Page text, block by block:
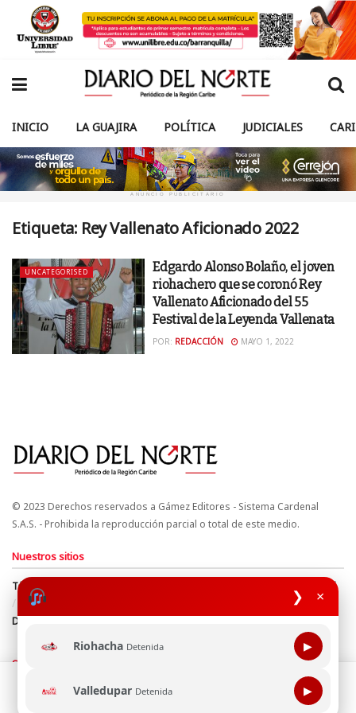
❯ ×
Riohacha Detenida ▶
Valledupar Detenida ▶
INICIO LA GUAJIRA POLÍTICA JUDICIALES
ANUNCIO PUBLICITARIO
Etiqueta: Rey Vallenato Aficionado 2022
UNCATEGORISED
Edgardo Alonso Bolaño, el joven
riohachero que se coronó Rey
Vallenato Aficionado del 55
Festival de la Leyenda Vallenata
POR: REDACCIÓN MAYO 1, 2022
© 2023 Derechos reservados a Gámez Editores - Sistema Cardenal
S.A.S. - Prohibida la reproducción parcial o total de este medio.
Nuestros sitios
Términos y Condiciones
Derechos de Autor y Propiedad Intelectual
Política de uso de cookies
Política de Tratamiento de Datos
Directrices Editoriales
Síguenos
Esta página web usa cookie para mejorar tu experiencia de
navegación, al continuar aceptas nuestra política de uso de